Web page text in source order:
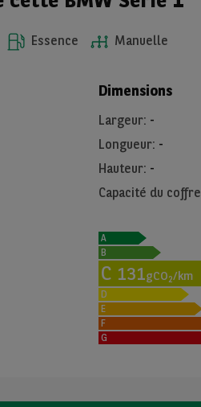
Essence Manuelle
Dimensions
Largeur: -
Longueur: -
Hauteur: -
Capacité du coffre
A
B
C 131gCO2/km
D
E
F
G